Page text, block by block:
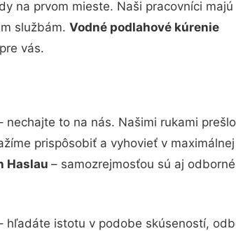
na prvom mieste. Naši pracovníci majú
službám. Vodné podlahové kúrenie
vás.
nechajte to na nás. Našimi rukami
prispôsobiť a vyhovieť v
Haslau – samozrejmosťou sú aj
hľadáte istotu v podobe skúseností,